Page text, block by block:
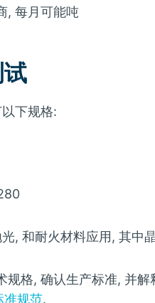
, 每月可能吨
下规格:
, 和耐火材料应用, 其中
规格, 确认生产标准, 并
准规范.